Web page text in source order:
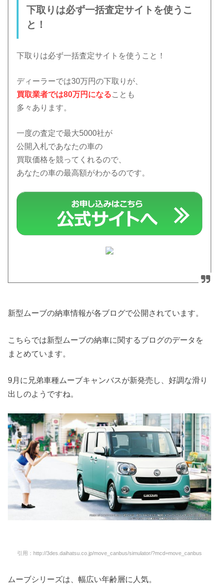
下取りは必ず一括査定サイトを使うこ
と！
下取りは必ず一括査定サイトを使うこと！
ディーラーでは30万円の下取りが、
買取業者では80万円になることも
多々あります。
一度の査定で最大5000社が
公開入札であなたの車の
買取価格を競ってくれるので、
あなたの車の最高額がわかるのです。
新型ムーブの納車情報が各ブログで公開されています。
こちらでは新型ムーブの納車に関するブログのデータを
まとめています。
9月に兄弟車種ムーブキャンバスが新発売し、好調な滑り
出しのようですね。
引用：http://3des.daihatsu.co.jp/move_canbus/simulator/?mcd=move_canbus
ムーブシリーズは、幅広い年齢層に人気。